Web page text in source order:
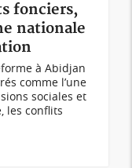
fonciers,
nationale
à Abidjan
comme l’une
sociales et
les conflits